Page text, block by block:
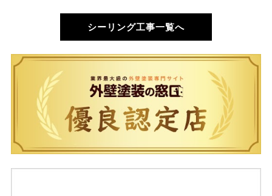
シーリング工事一覧へ